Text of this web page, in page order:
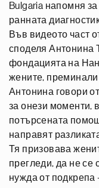
Bulgaria напомня
ранната
Във видеото част
споделя Антонина
фондацията на
жените, преминали
Антонина говори
за онези моменти,
потърсената
направят
Тя призовава
прегледи, да не се
нужда от подкрепа